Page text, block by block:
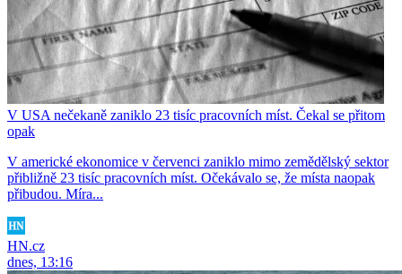
V USA nečekaně zaniklo 23 tisíc pracovních míst. Čekal se přitom
opak
V americké ekonomice v červenci zaniklo mimo zemědělský sektor
přibližně 23 tisíc pracovních míst. Očekávalo se, že místa naopak
přibudou. Míra...
HN.cz
dnes, 13:16